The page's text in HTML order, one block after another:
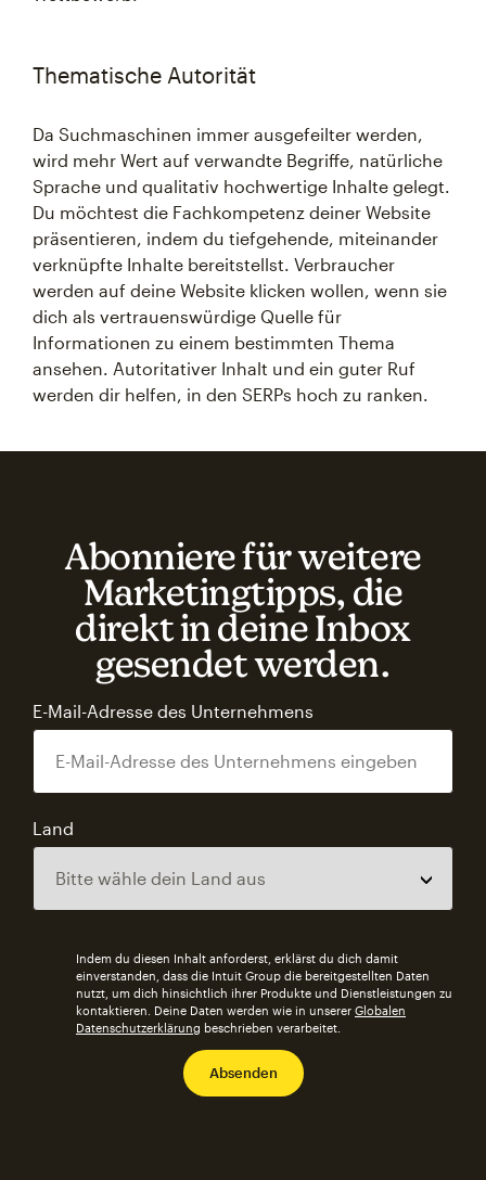
Thematische Autorität
Da Suchmaschinen immer ausgefeilter werden,
wird mehr Wert auf verwandte Begriffe, natürliche
Sprache und qualitativ hochwertige Inhalte gelegt.
Du möchtest die Fachkompetenz deiner Website
präsentieren, indem du tiefgehende, miteinander
verknüpfte Inhalte bereitstellst. Verbraucher
werden auf deine Website klicken wollen, wenn sie
dich als vertrauenswürdige Quelle für
Informationen zu einem bestimmten Thema
ansehen. Autoritativer Inhalt und ein guter Ruf
werden dir helfen, in den SERPs hoch zu ranken.
Abonniere für weitere
Marketingtipps, die
direkt in deine Inbox
gesendet werden.
E-Mail-Adresse des Unternehmens
Land
Indem du diesen Inhalt anforderst, erklärst du dich damit
einverstanden, dass die Intuit Group die bereitgestellten Daten
nutzt, um dich hinsichtlich ihrer Produkte und Dienstleistungen zu
kontaktieren. Deine Daten werden wie in unserer Globalen
Datenschutzerklärung beschrieben verarbeitet.